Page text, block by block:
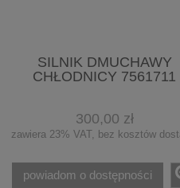
SILNIK DMUCHAWY
CHŁODNICY 7561711
300,00 zł
zawiera 23% VAT, bez kosztów
powiadom o dostępności